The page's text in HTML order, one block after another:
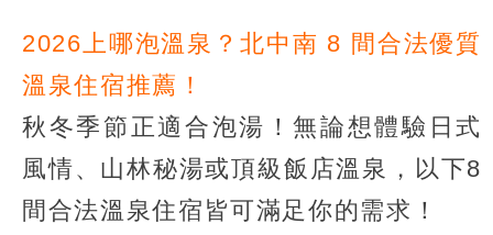
2026上哪泡溫泉？北中南 8 間合法優質
溫泉住宿推薦！
秋冬季節正適合泡湯！無論想體驗日式
風情、山林秘湯或頂級飯店溫泉，以下8
間合法溫泉住宿皆可滿足你的需求！